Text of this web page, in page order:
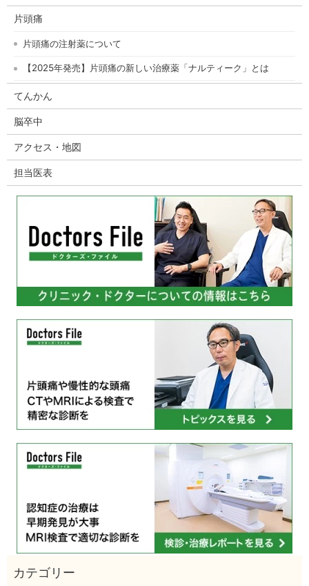
片頭痛
片頭痛の注射薬について
【2025年発売】片頭痛の新しい治療薬「ナルティーク」とは
てんかん
脳卒中
アクセス・地図
担当医表